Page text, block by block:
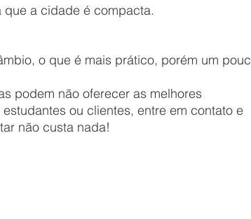
que a cidade é compacta.
podem não oferecer as melhores
ou clientes, entre em contato e
não custa nada!